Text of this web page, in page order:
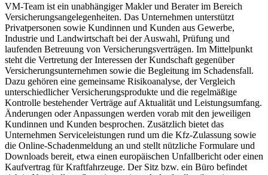
VM-Team ist ein unabhängiger Makler und Berater im Bereich
Versicherungsangelegenheiten. Das Unternehmen unterstützt
Privatpersonen sowie Kundinnen und Kunden aus Gewerbe,
Industrie und Landwirtschaft bei der Auswahl, Prüfung und
laufenden Betreuung von Versicherungsverträgen. Im Mittelpunkt
steht die Vertretung der Interessen der Kundschaft gegenüber
Versicherungsunternehmen sowie die Begleitung im Schadensfall.
Dazu gehören eine gemeinsame Risikoanalyse, der Vergleich
unterschiedlicher Versicherungsprodukte und die regelmäßige
Kontrolle bestehender Verträge auf Aktualität und Leistungsumfang.
Änderungen oder Anpassungen werden vorab mit den jeweiligen
Kundinnen und Kunden besprochen. Zusätzlich bietet das
Unternehmen Serviceleistungen rund um die Kfz-Zulassung sowie
die Online-Schadenmeldung an und stellt nützliche Formulare und
Downloads bereit, etwa einen europäischen Unfallbericht oder einen
Kaufvertrag für Kraftfahrzeuge. Der Sitz bzw. ein Büro befindet